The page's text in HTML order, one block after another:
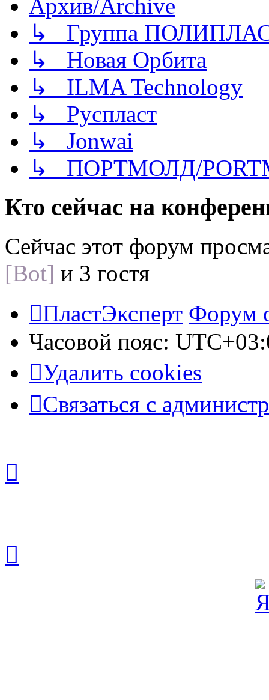
Архив/Archive
↳ Группа
↳ Новая Орбита
↳ ILMA Technology
↳ Руспласт
↳ Jonwai
↳ ПОРТМОЛД/
Кто сейчас на
Сейчас этот форум
[Bot] и 3 гостя
ПластЭксперт Форум
Часовой пояс:
Удалить cookies
Связаться с